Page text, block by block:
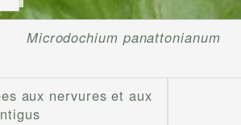
Microdochium panattonianum
aux nervures et aux